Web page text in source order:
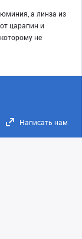
а линза из
царапин и
не
Написать нам